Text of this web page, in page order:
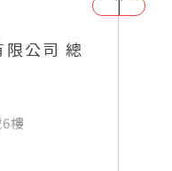
限公司 總
樓